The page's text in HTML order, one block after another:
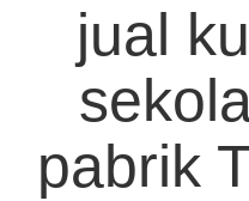
jual
pabrik